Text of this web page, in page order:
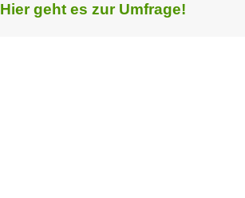
Hier geht es zur Umfrage!